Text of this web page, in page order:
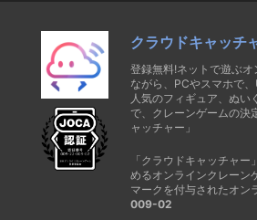
クラウドキャッチ
登録無料!ネットで遊ぶ
ながら、PCやスマホで
人気のフィギュア、ぬい
で、クレーンゲームの決
ャッチャー」
「クラウドキャッチャ
めるオンラインクレーン
マークを付与されたオン
009-02